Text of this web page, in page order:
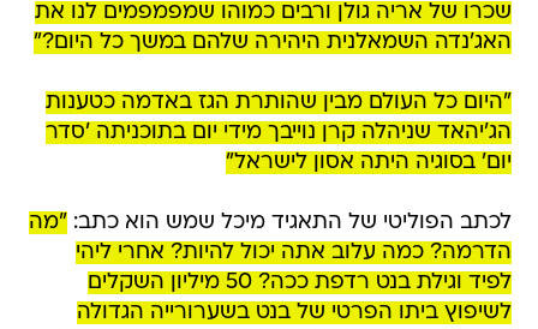
שכרו של אריה גולן ורבים כמוהו שמפמפמים לנו את
האג'נדה השמאלנית היהירה שלהם במשך כל היום?"
"היום כל העולם מבין שהותרת הגז באדמה כטענות
הג'יהאד שניהלה קרן נוייבך מידי יום בתוכניתה 'סדר
יום' בסוגיה היתה אסון לישראל"
לכתב הפוליטי של התאגיד מיכל שמש הוא כתב: "מה
הדרמה? כמה עלוב אתה יכול להיות? אחרי ליהי
לפיד וגילת בנט רדפת ככה? 50 מיליון השקלים
לשיפוץ ביתו הפרטי של בנט בשערורייה הגדולה